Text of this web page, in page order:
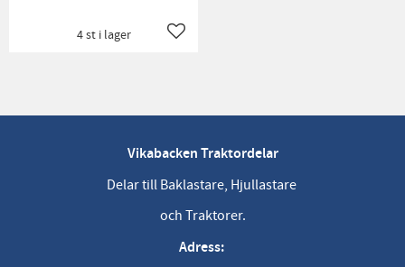
Lägg till i favoriter
4 st i lager
Vikabacken Traktordelar
Delar till Baklastare, Hjullastare
och Traktorer.
Adress: